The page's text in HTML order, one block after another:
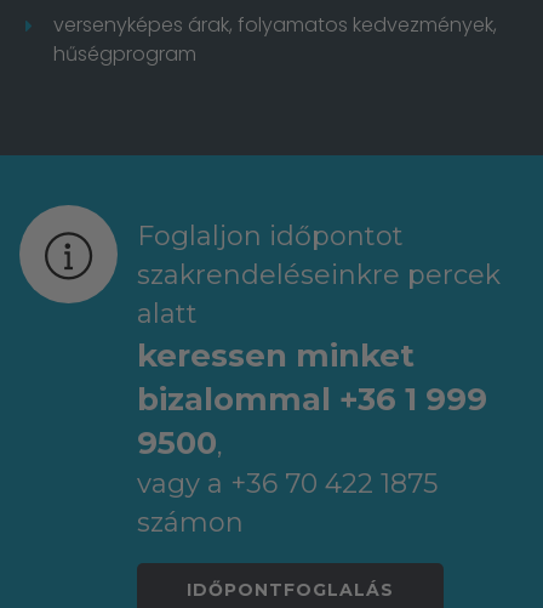
versenyképes árak, folyamatos kedvezmények,
hűségprogram
Foglaljon időpontot
szakrendeléseinkre percek
alatt
keressen minket
bizalommal +36 1 999
9500,
vagy a +36 70 422 1875
számon
IDŐPONTFOGLALÁS